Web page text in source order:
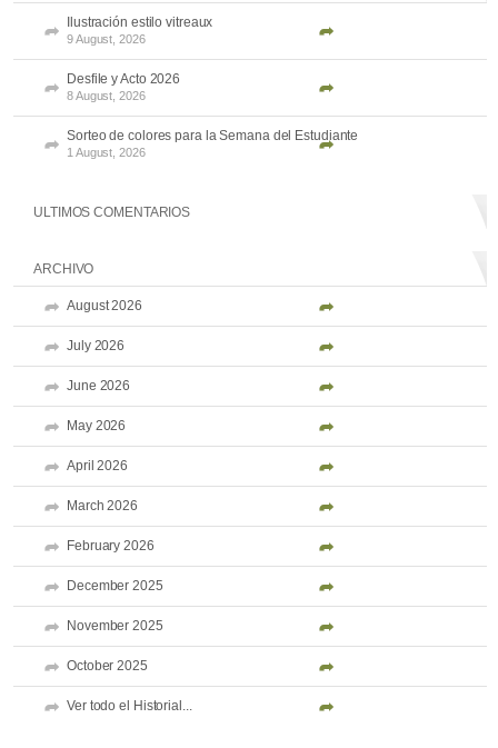
Ilustración estilo vitreaux
9 August, 2026
Desfile y Acto 2026
8 August, 2026
Sorteo de colores para la Semana del Estudiante
1 August, 2026
ULTIMOS COMENTARIOS
ARCHIVO
August 2026
July 2026
June 2026
May 2026
April 2026
March 2026
February 2026
December 2025
November 2025
October 2025
Ver todo el Historial...